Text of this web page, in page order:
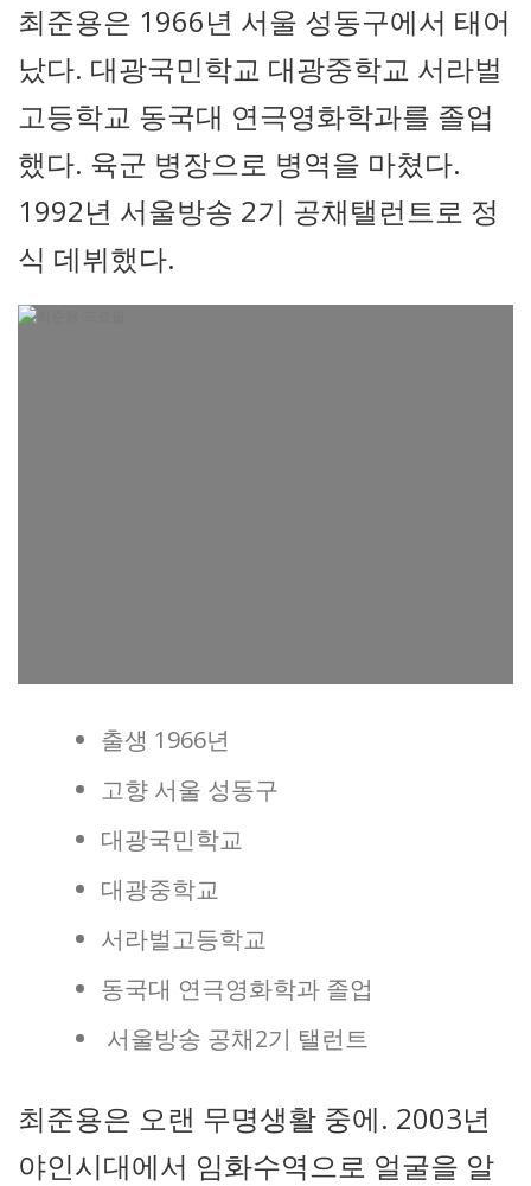
최준용은 1966년 서울 성동구에서 태어
났다. 대광국민학교 대광중학교 서라벌
고등학교 동국대 연극영화학과를 졸업
했다. 육군 병장으로 병역을 마쳤다.
1992년 서울방송 2기 공채탤런트로 정
식 데뷔했다.
출생 1966년
고향 서울 성동구
대광국민학교
대광중학교
서라벌고등학교
동국대 연극영화학과 졸업
서울방송 공채2기 탤런트
최준용은 오랜 무명생활 중에. 2003년
야인시대에서 임화수역으로 얼굴을 알